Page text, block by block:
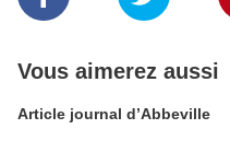
Vous aimerez aussi
Article journal d’Abbeville